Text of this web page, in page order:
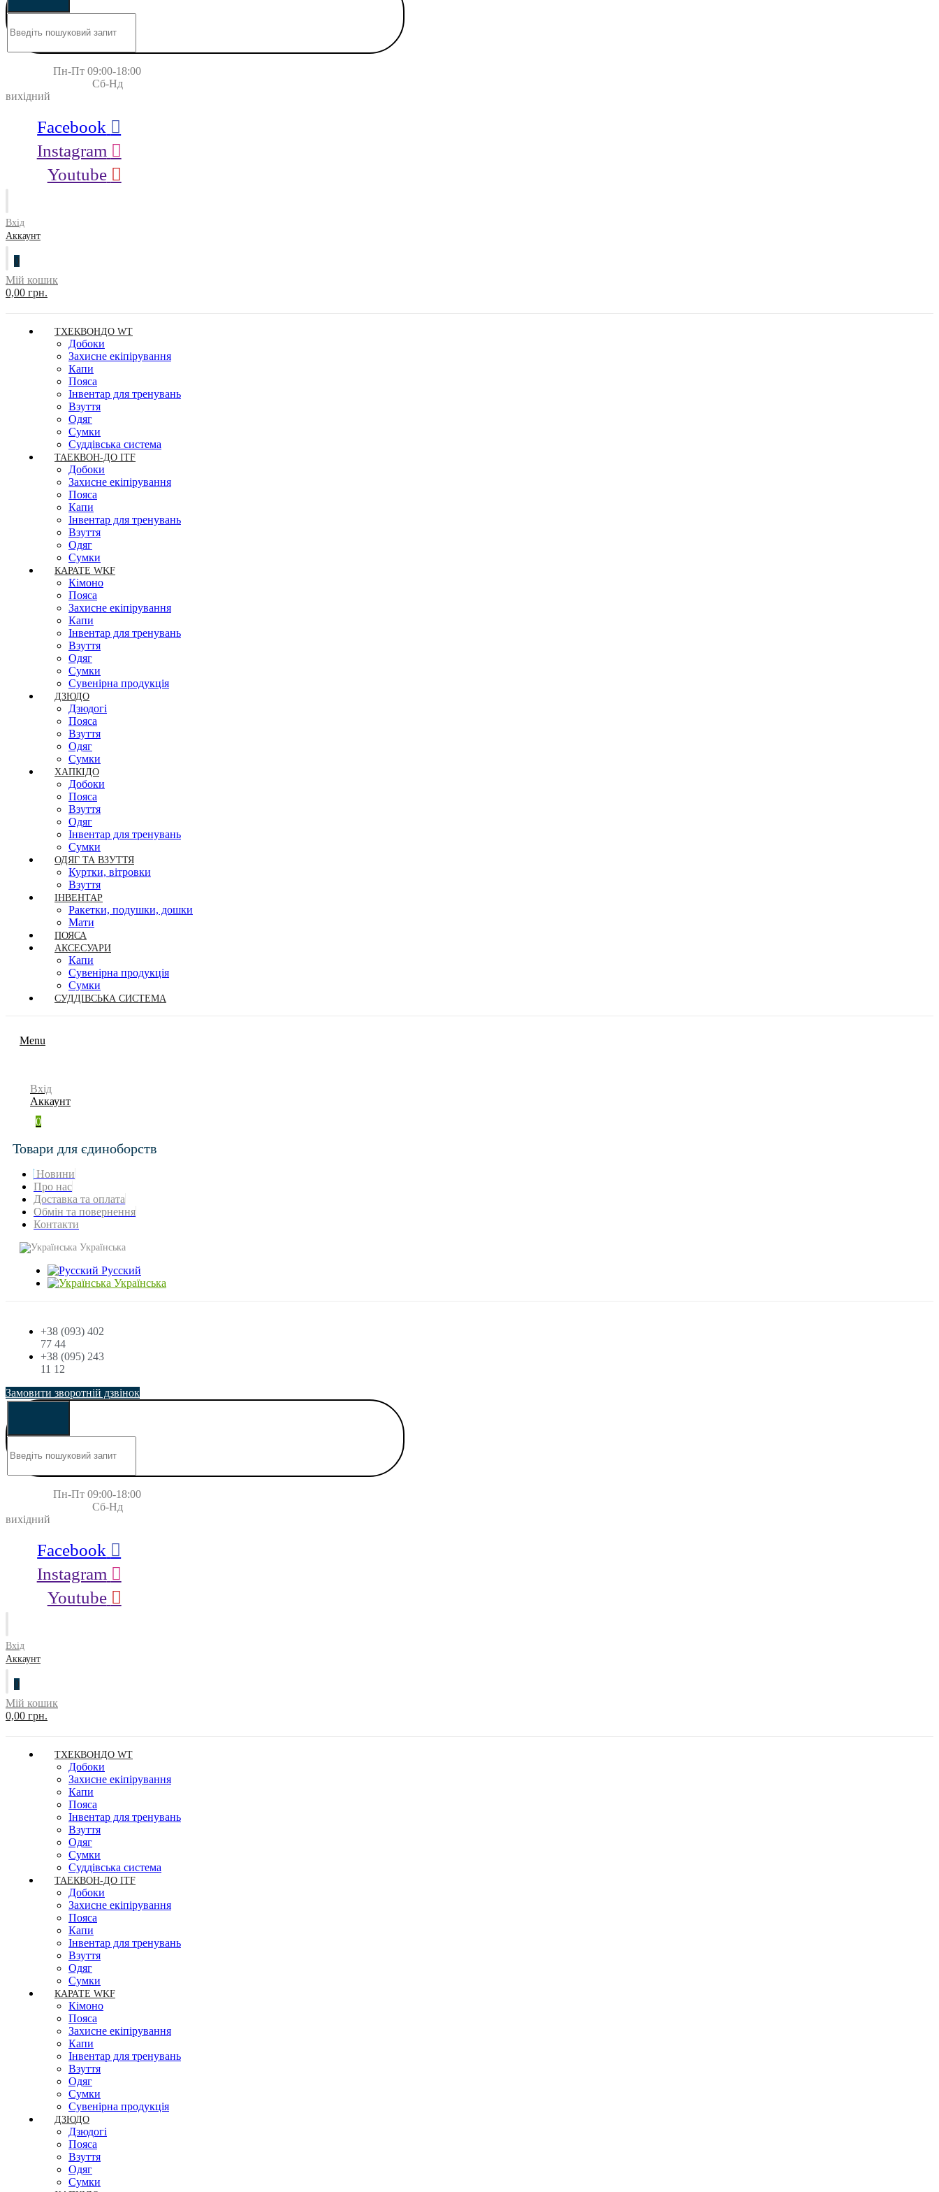
Пн-Пт 09:00-18:00
Сб-Нд
вихідний
Facebook
Instagram
Youtube
Вхід
Аккаунт
0
Мій кошик
0,00 грн.
ТХЕКВОНДО WT
Добоки
Захисне екіпірування
Капи
Пояса
Інвентар для тренувань
Взуття
Одяг
Сумки
Суддівська система
ТАЕКВОН-ДО ITF
Добоки
Захисне екіпірування
Пояса
Капи
Інвентар для тренувань
Взуття
Одяг
Сумки
КАРАТЕ WKF
Кімоно
Пояса
Захисне екіпірування
Капи
Інвентар для тренувань
Взуття
Одяг
Сумки
Сувенірна продукція
ДЗЮДО
Дзюдогі
Пояса
Взуття
Одяг
Сумки
ХАПКІДО
Добоки
Пояса
Взуття
Одяг
Інвентар для тренувань
Сумки
ОДЯГ ТА ВЗУТТЯ
Куртки, вітровки
Взуття
ІНВЕНТАР
Ракетки, подушки, дошки
Мати
ПОЯСА
АКСЕСУАРИ
Капи
Сувенірна продукція
Сумки
СУДДІВСЬКА СИСТЕМА
Menu
Вхід
Аккаунт
0
Товари для єдиноборств
Новини
Про нас
Доставка та оплата
Обмін та повернення
Контакти
Українська
Русский
Українська
+38 (093) 402
77 44
+38 (095) 243
11 12
Замовити зворотній дзвінок
Пн-Пт 09:00-18:00
Сб-Нд
вихідний
Facebook
Instagram
Youtube
Вхід
Аккаунт
0
Мій кошик
0,00 грн.
ТХЕКВОНДО WT
Добоки
Захисне екіпірування
Капи
Пояса
Інвентар для тренувань
Взуття
Одяг
Сумки
Суддівська система
ТАЕКВОН-ДО ITF
Добоки
Захисне екіпірування
Пояса
Капи
Інвентар для тренувань
Взуття
Одяг
Сумки
КАРАТЕ WKF
Кімоно
Пояса
Захисне екіпірування
Капи
Інвентар для тренувань
Взуття
Одяг
Сумки
Сувенірна продукція
ДЗЮДО
Дзюдогі
Пояса
Взуття
Одяг
Сумки